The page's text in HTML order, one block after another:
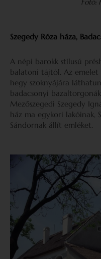
Fotó:
Szegedy Róza háza,
A népi barokk stílusú
balatoni tájtól. Az emelet
hegy szoknyájára
badacsonyi
Mezőszegedi Szegedy
ház ma egykori lakóinak,
Sándornak állít emléket.